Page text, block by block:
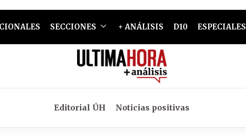
SECCIONES + ANÁLISIS D10 ESPECIALES
Editorial ÚH Noticias positivas